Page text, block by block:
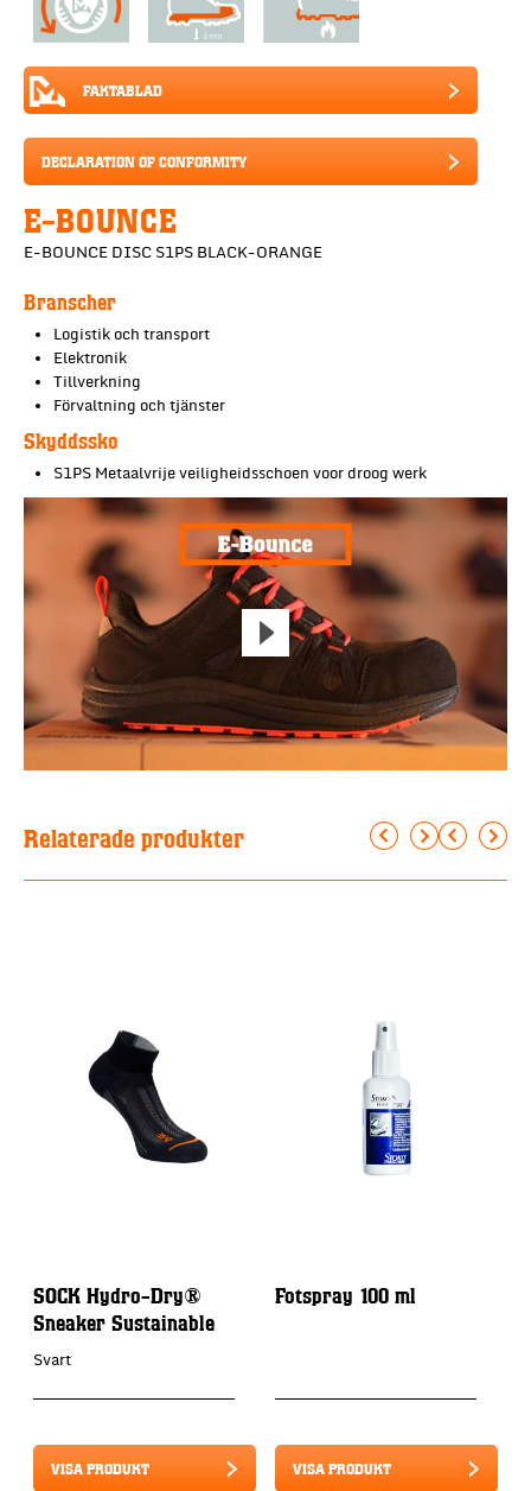
FAKTABLAD
DECLARATION OF CONFORMITY
E-BOUNCE
E-BOUNCE DISC S1PS BLACK-ORANGE
Branscher
Logistik och transport
Elektronik
Tillverkning
Förvaltning och tjänster
Skyddssko
S1PS Metaalvrije veiligheidsschoen voor droog werk
Relaterade produkter
SOCK Hydro-Dry®
Sneaker Sustainable
Svart
VISA PRODUKT
Fotspray 100 ml
VISA PRODUKT